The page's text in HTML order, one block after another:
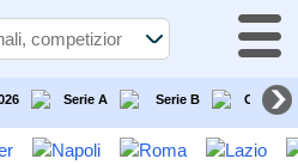
Serie A Serie B